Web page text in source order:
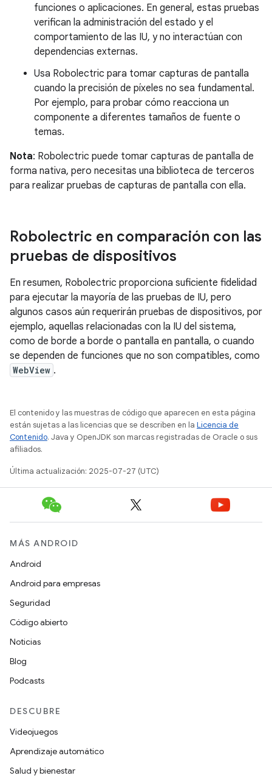
funciones o aplicaciones. En general, estas pruebas
verifican la administración del estado y el
comportamiento de las IU, y no interactúan con
dependencias externas.
Usa Robolectric para tomar capturas de pantalla
cuando la precisión de píxeles no sea fundamental.
Por ejemplo, para probar cómo reacciona un
componente a diferentes tamaños de fuente o
temas.
Nota: Robolectric puede tomar capturas de pantalla de
forma nativa, pero necesitas una biblioteca de terceros
para realizar pruebas de capturas de pantalla con ella.
Robolectric en comparación con las
pruebas de dispositivos
En resumen, Robolectric proporciona suficiente fidelidad
para ejecutar la mayoría de las pruebas de IU, pero
algunos casos aún requerirán pruebas de dispositivos, por
ejemplo, aquellas relacionadas con la IU del sistema,
como de borde a borde o pantalla en pantalla, o cuando
se dependen de funciones que no son compatibles, como
WebView .
El contenido y las muestras de código que aparecen en esta página
están sujetas a las licencias que se describen en la Licencia de
Contenido. Java y OpenJDK son marcas registradas de Oracle o sus
afiliados.
Última actualización: 2025-07-27 (UTC)
MÁS ANDROID
Android
Android para empresas
Seguridad
Código abierto
Noticias
Blog
Podcasts
DESCUBRE
Videojuegos
Aprendizaje automático
Salud y bienestar